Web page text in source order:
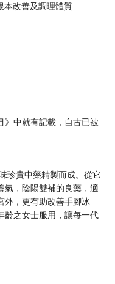
本改善及調理體質
》中就有記載，自古已被
珍貴中藥精製而成。從它
氣，陰陽雙補的良藥，適
外，更有助改善手腳冰
齡之女士服用，讓每一代